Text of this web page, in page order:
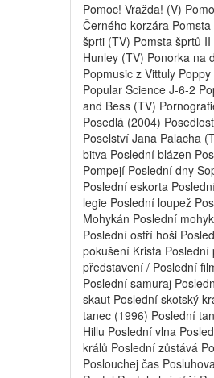
Pomoc! Vražda! (V)
Černého korzára
šprti (TV) Pomsta šprtů
Hunley (TV) Ponorka na
Popmusic z Vittuly
Popular Science J-6-2
and Bess (TV)
Posedlá (2004)
Poselství Jana Palacha
bitva Poslední blázen
Pompejí Poslední dny
Poslední eskorta
legie Poslední loupež
Mohykán Poslední
Poslední ostří hoši
pokušení Krista
představení / Poslední
Poslední samuraj
skaut Poslední skotský
tanec (1996) Poslední
Hillu Poslední vlna
králů Poslední zůstává
Poslouchej čas